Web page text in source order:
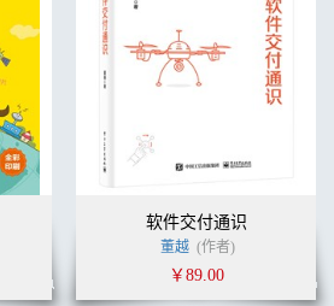
软件交付通识
董越 (作者)
￥89.00